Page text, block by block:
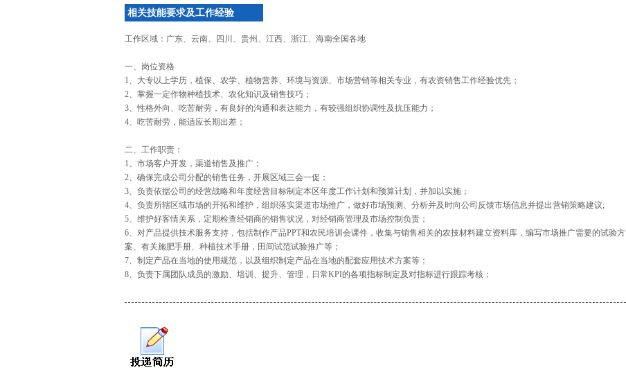
相关技能要求及工作经验
工作区域：广东、云南、四川、贵州、江西、浙江、海南全国各地
一、岗位资格
1、大专以上学历，植保、农学、植物营养、环境与资源、市场营销等相关专业，有农资销售工作经验优先；
2、掌握一定作物种植技术、农化知识及销售技巧；
3、性格外向、吃苦耐劳，有良好的沟通和表达能力，有较强组织协调性及抗压能力；
4、吃苦耐劳，能适应长期出差；
二、工作职责：
1、市场客户开发，渠道销售及推广；
2、确保完成公司分配的销售任务，开展区域三会一促；
3、负责依据公司的经营战略和年度经营目标制定本区年度工作计划和预算计划，并加以实施；
4、负责所辖区域市场的开拓和维护，组织落实渠道市场推广，做好市场预测、分析并及时向公司反馈市场信息并提出营销策略建议;
5、维护好客情关系，定期检查经销商的销售状况，对经销商管理及市场控制负责；
6、对产品提供技术服务支持，包括制作产品PPT和农民培训会课件，收集与销售相关的农技材料建立资料库，编写市场推广需要的试验方
案、有关施肥手册、种植技术手册，田间试范试验推广等；
7、制定产品在当地的使用规范，以及组织制定产品在当地的配套应用技术方案等；
8、负责下属团队成员的激励、培训、提升、管理，日常KPI的各项指标制定及对指标进行跟踪考核；